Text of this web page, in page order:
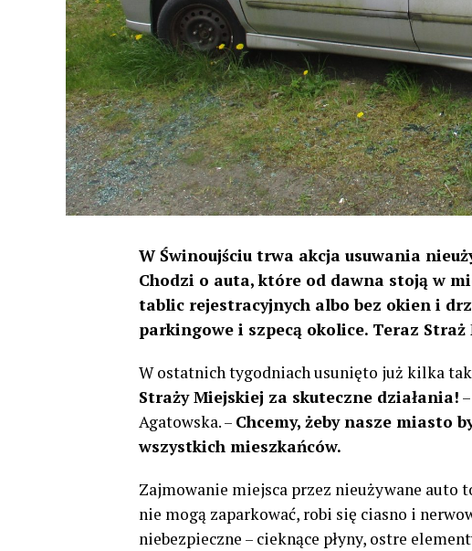
W Świnoujściu trwa akcja usuwania
Chodzi o auta, które od dawna stoją w
tablic rejestracyjnych albo bez okien i
parkingowe i szpecą okolice. Teraz
W ostatnich tygodniach usunięto już kilka
Straży Miejskiej za skuteczne działania!
Agatowska. – Chcemy, żeby nasze miasto
wszystkich mieszkańców.
Zajmowanie miejsca przez nieużywane auto
nie mogą zaparkować, robi się ciasno i
niebezpieczne – cieknące płyny, ostre